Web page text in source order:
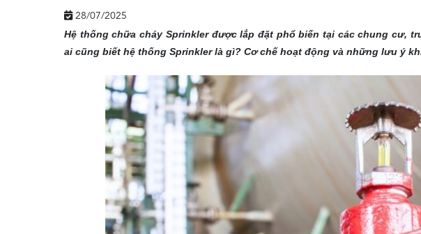
28/07/2025
Hệ thống chữa cháy Sprinkler được lắp đặt phổ biến tại các chung cư,
ai cũng biết hệ thống Sprinkler là gì? Cơ chế hoạt động và những lưu ý